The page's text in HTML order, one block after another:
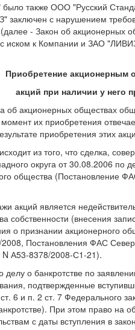
также ООО "Русский
заключен с нарушением
- Закон об акционерных
иском к Компании и ЗАО
Приобретение акционерным
акций при наличии у него
об акционерных обществах
их приобретения
приобретения этих
из того, что сделка,
округа от 30.08.2006 по
общества (Постановление
акций является
собственности (внесения
о признании акционерного
Постановления ФАС
А53-8378/2008-С1-21).
делу о банкротстве по
подтвержденные
6 и п. 2 ст. 7 Федерального
При этом право на
с даты вступления в